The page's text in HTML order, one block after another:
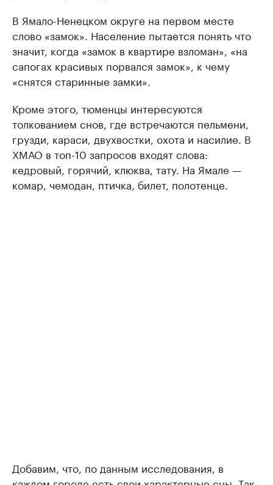
В Ямало-Ненецком округе на первом месте
слово «замок». Население пытается понять что
значит, когда «замок в квартире взломан», «на
сапогах красивых порвался замок», к чему
«снятся старинные замки».
Кроме этого, тюменцы интересуются
толкованием снов, где встречаются пельмени,
грузди, караси, двухвостки, охота и насилие. В
ХМАО в топ-10 запросов входят слова:
кедровый, горячий, клюква, тату. На Ямале —
комар, чемодан, птичка, билет, полотенце.
Добавим, что, по данным исследования, в